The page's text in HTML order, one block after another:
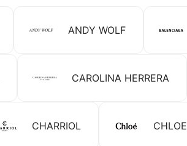
ANDY WOLF
CAROLINA HERRERA
CHARRIOL CHLOE